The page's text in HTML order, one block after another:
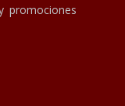
promociones